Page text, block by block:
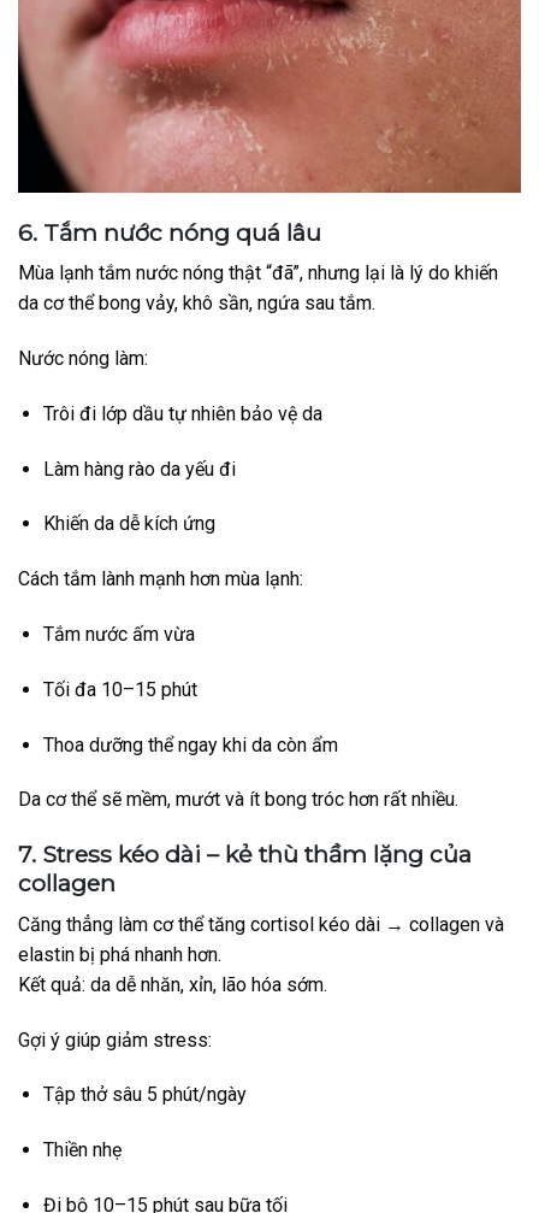
6. Tắm nước nóng quá lâu
Mùa lạnh tắm nước nóng thật “đã”, nhưng lại là lý do khiến
da cơ thể bong vảy, khô sần, ngứa sau tắm.
Nước nóng làm:
Trôi đi lớp dầu tự nhiên bảo vệ da
Làm hàng rào da yếu đi
Khiến da dễ kích ứng
Cách tắm lành mạnh hơn mùa lạnh:
Tắm nước ấm vừa
Tối đa 10–15 phút
Thoa dưỡng thể ngay khi da còn ẩm
Da cơ thể sẽ mềm, mướt và ít bong tróc hơn rất nhiều.
7. Stress kéo dài – kẻ thù thầm lặng của
collagen
Căng thẳng làm cơ thể tăng cortisol kéo dài → collagen và
elastin bị phá nhanh hơn.
Kết quả: da dễ nhăn, xỉn, lão hóa sớm.
Gợi ý giúp giảm stress:
Tập thở sâu 5 phút/ngày
Thiền nhẹ
Đi bộ 10–15 phút sau bữa tối